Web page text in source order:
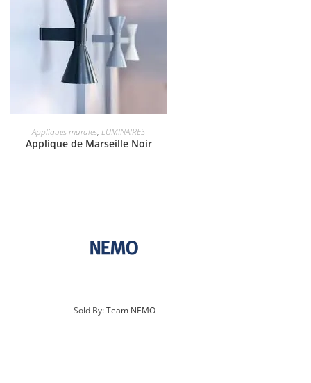
Appliques murales, LUMINAIRES
Applique de Marseille Noir
Sold By:Team NEMO